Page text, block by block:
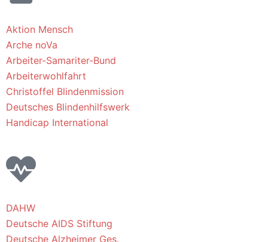
Aktion Mensch
Arche noVa
Arbeiter-Samariter-Bund
Arbeiterwohlfahrt
Christoffel Blindenmission
Deutsches Blindenhilfswerk
Handicap International
DAHW
Deutsche AIDS Stiftung
Deutsche Alzheimer Ges.